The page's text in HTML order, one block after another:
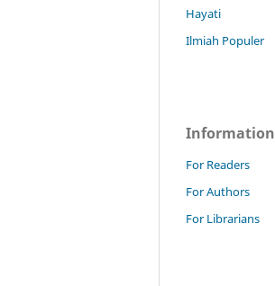
Hayati
Ilmiah Populer
Information
For Readers
For Authors
For Librarians